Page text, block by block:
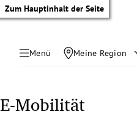
Zum Hauptinhalt der Seite
Menü Meine Region
E-Mobilität